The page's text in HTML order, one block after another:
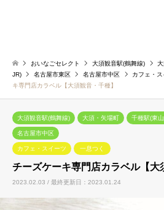
おいなごセレクト 大須観音駅(鶴舞線)
JR)
名古屋市東区 名古屋市中区 カフェ・ス
キ専門店カラベル【大須観音・千種】
大須観音駅(鶴舞線) 大須・矢場町 千種駅(東
名古屋市中区
カフェ・スイーツ 一息つく
チーズケーキ専門店カラベル【大
2023.02.03 / 最終更新日：2023.01.24